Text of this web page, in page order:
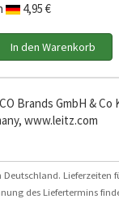
4,95 €
Brands GmbH & Co
www.leitz.com
Lieferzeiten
des Liefertermins